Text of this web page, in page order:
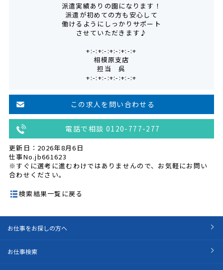
派遣実績ありの園になります！
派遣が初めての方も安心して
働けるようにしっかりサポート
させていただきます♪
+:-:+:-:+:-:+:-:+
相模原支店
担当 呉
+:-:+:-:+:-:+:-:+
この求人を問い合わせる
電話で相談 0120-777-277
更新日：2026年8月6日
仕事No.jb661623
※すぐに選考に進むわけではありませんので、お気軽にお問い
合わせください。
検索結果一覧に戻る
お仕事をお探しの方へ
お仕事検索